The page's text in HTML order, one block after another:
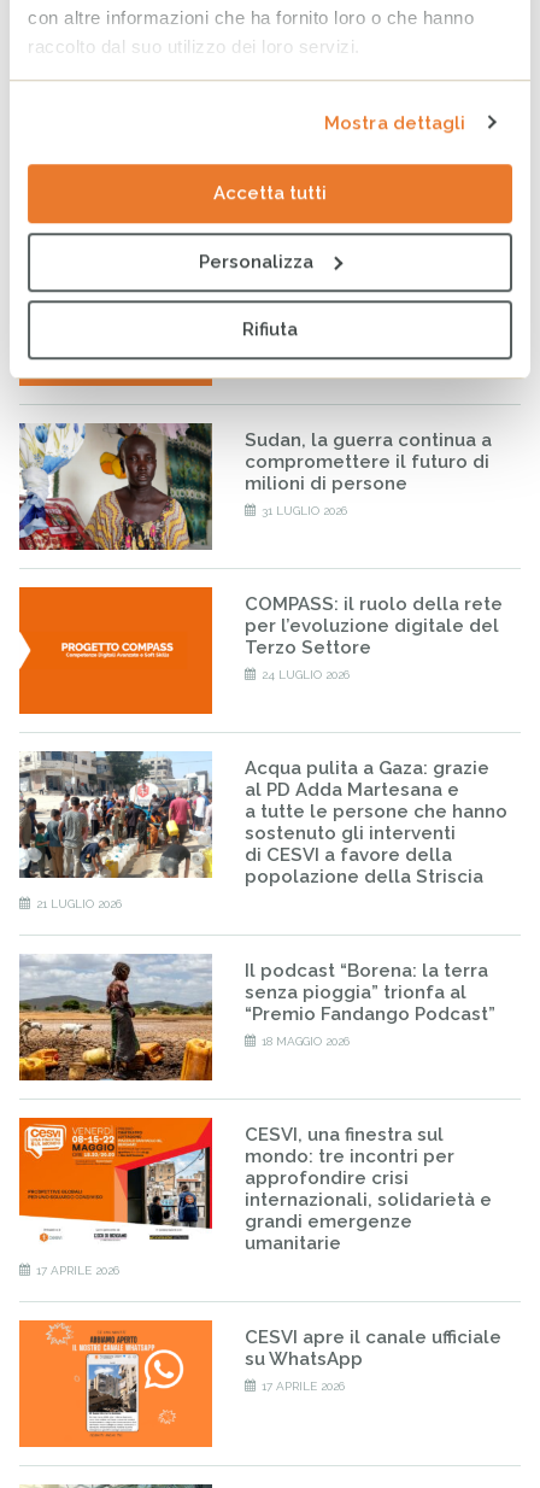
con altre informazioni che ha fornito loro o che hanno
raccolto dal suo utilizzo dei loro servizi.
Mostra dettagli
Accetta tutti
Personalizza
Rifiuta
ARTICOLI CORRELATI
WhatsApp CESVI: le notizie
dal campo direttamente sul
tuo telefono
Sudan, la guerra continua a
compromettere il futuro di
milioni di persone
31 LUGLIO 2026
COMPASS: il ruolo della rete
per l’evoluzione digitale del
Terzo Settore
24 LUGLIO 2026
Acqua pulita a Gaza: grazie
al PD Adda Martesana e
a tutte le persone che hanno
sostenuto gli interventi
di CESVI a favore della
popolazione della Striscia
21 LUGLIO 2026
Il podcast “Borena: la terra
senza pioggia” trionfa al
“Premio Fandango Podcast”
18 MAGGIO 2026
CESVI, una finestra sul
mondo: tre incontri per
approfondire crisi
internazionali, solidarietà e
grandi emergenze
umanitarie
17 APRILE 2026
CESVI apre il canale ufficiale
su WhatsApp
17 APRILE 2026